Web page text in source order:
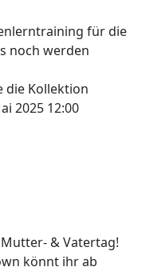
für die
noch werden
die Kollektion
2025 12:00
& Vatertag!
könnt ihr ab